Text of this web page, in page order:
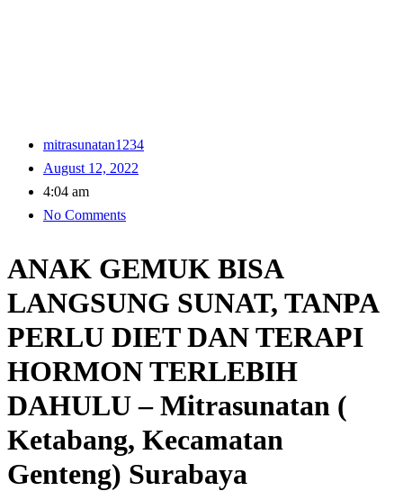
mitrasunatan1234
August 12, 2022
4:04 am
No Comments
ANAK GEMUK BISA
LANGSUNG SUNAT, TANPA
PERLU DIET DAN TERAPI
HORMON TERLEBIH
DAHULU – Mitrasunatan (
Ketabang, Kecamatan
Genteng) Surabaya